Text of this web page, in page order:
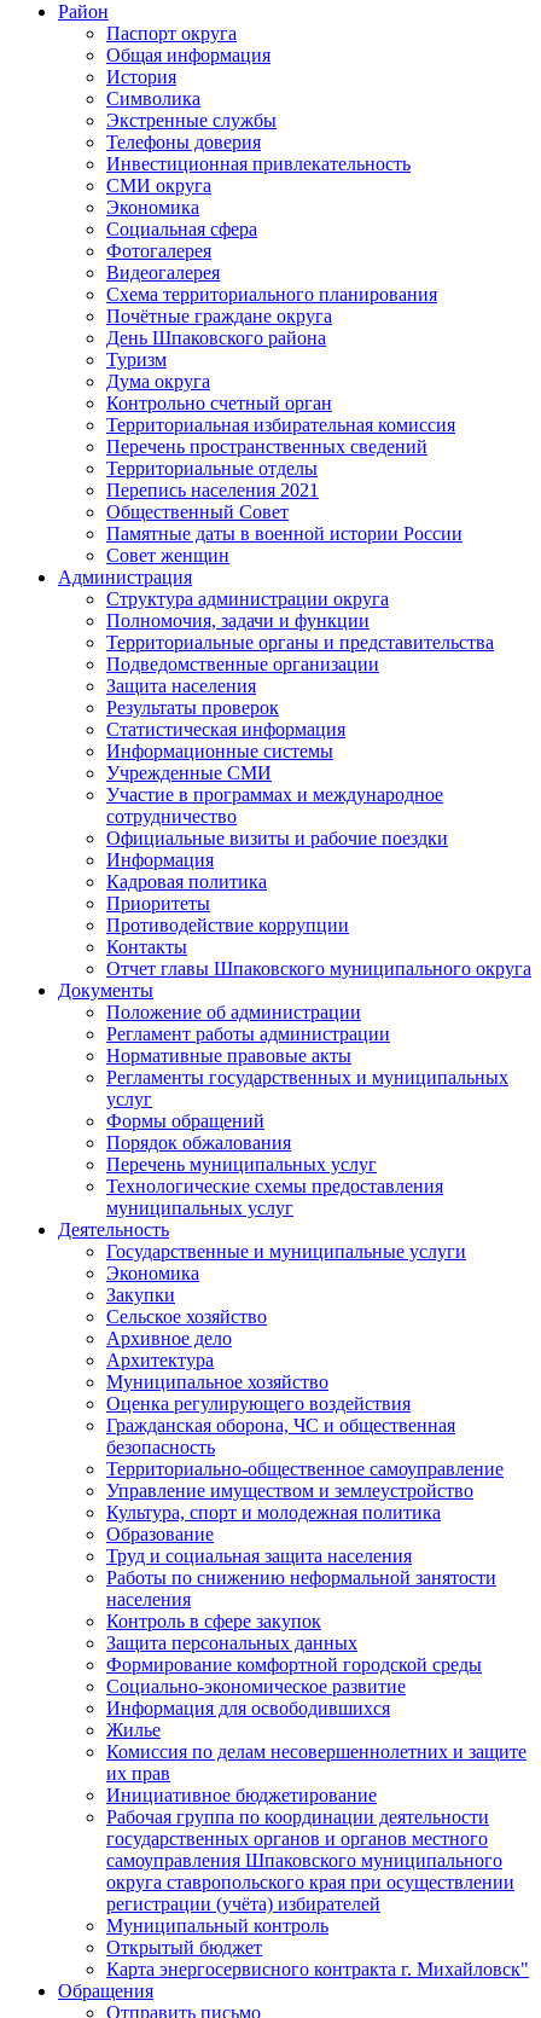
Район
Паспорт округа
Общая информация
История
Символика
Экстренные службы
Телефоны доверия
Инвестиционная привлекательность
СМИ округа
Экономика
Социальная сфера
Фотогалерея
Видеогалерея
Схема территориального планирования
Почётные граждане округа
День Шпаковского района
Туризм
Дума округа
Контрольно счетный орган
Территориальная избирательная комиссия
Перечень пространственных сведений
Территориальные отделы
Перепись населения 2021
Общественный Совет
Памятные даты в военной истории России
Совет женщин
Администрация
Структура администрации округа
Полномочия, задачи и функции
Территориальные органы и представительства
Подведомственные организации
Защита населения
Результаты проверок
Статистическая информация
Информационные системы
Учрежденные СМИ
Участие в программах и международное
сотрудничество
Официальные визиты и рабочие поездки
Информация
Кадровая политика
Приоритеты
Противодействие коррупции
Контакты
Отчет главы Шпаковского муниципального округа
Документы
Положение об администрации
Регламент работы администрации
Нормативные правовые акты
Регламенты государственных и муниципальных
услуг
Формы обращений
Порядок обжалования
Перечень муниципальных услуг
Технологические схемы предоставления
муниципальных услуг
Деятельность
Государственные и муниципальные услуги
Экономика
Закупки
Сельское хозяйство
Архивное дело
Архитектура
Муниципальное хозяйство
Оценка регулирующего воздействия
Гражданская оборона, ЧС и общественная
безопасность
Территориально-общественное самоуправление
Управление имуществом и землеустройство
Культура, спорт и молодежная политика
Образование
Труд и социальная защита населения
Работы по снижению неформальной занятости
населения
Контроль в сфере закупок
Защита персональных данных
Формирование комфортной городской среды
Социально-экономическое развитие
Информация для освободившихся
Жилье
Комиссия по делам несовершеннолетних и защите
их прав
Инициативное бюджетирование
Рабочая группа по координации деятельности
государственных органов и органов местного
самоуправления Шпаковского муниципального
округа ставропольского края при осуществлении
регистрации (учёта) избирателей
Муниципальный контроль
Открытый бюджет
Карта энергосервисного контракта г. Михайловск"
Обращения
Отправить письмо